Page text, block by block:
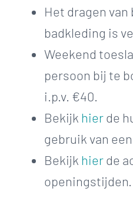
Het dragen
badkleding is
Weekend
persoon bij te
i.p.v. €40.
Bekijk hierde
gebruik van
Bekijk hierde
openingstijden.